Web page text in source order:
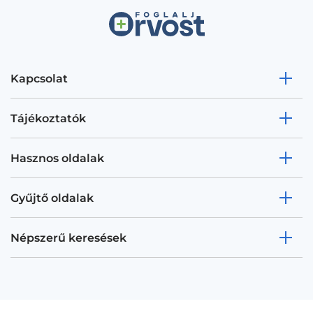
Kapcsolat
Tájékoztatók
Hasznos oldalak
Gyűjtő oldalak
Népszerű keresések